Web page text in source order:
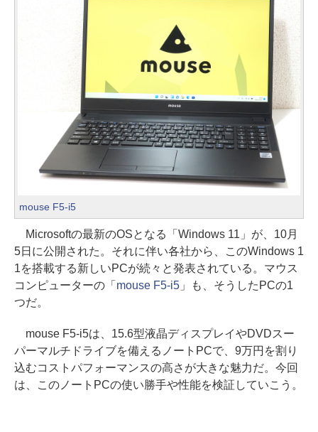
mouse F5-i5
Microsoftの最新のOSとなる「Windows 11」が、10月
5日に公開された。それに伴い各社から、このWindows 1
1を搭載する新しいPCが続々と発表されている。マウス
コンピューターの「 mouse F5-i5」も、そうしたPCの1
つだ。
mouse F5-i5は、15.6型液晶ディスプレイやDVDスー
パーマルチドライブを備えるノートPCで、9万円を割り
込むコストパフォーマンスの高さが大きな魅力だ。今回
は、このノートPCの使い勝手や性能を検証していこう。